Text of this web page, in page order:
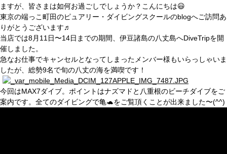
ますが、皆さまは如何お過ごしでしょうか？こんにちは😃
東京の端っこ町田のピュアリー・ダイビングスクールのblogへご訪問あ
りがとうございます♬
当店では8月11日〜14日までの期間、伊豆諸島の八丈島へDiveTripを開
催しました。
急なお仕事でキャンセルとなってしまったメンバー様もいらっしゃいま
したが、総勢9名で旬の八丈の海を満喫です！
今回はMAX7ダイブ。ポイントはナズマドと八重根のビーチダイブをご
案内です。全てのダイビングで亀🐢をご覧頂くことが出来ました〜(^^)